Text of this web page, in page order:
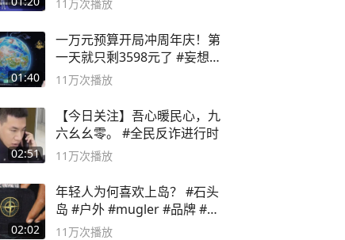
11万次播放
01:40
一万元预算开局冲周年庆！第
一天就只剩3598元了 #妄想山
海
11万次播放
02:51
【今日关注】吾心暖民心，九
六幺幺零。 #全民反诈进行时
11万次播放
02:02
年轻人为何喜欢上岛？ #石头
岛 #户外 #mugler #品牌 #足
球流氓
11万次播放